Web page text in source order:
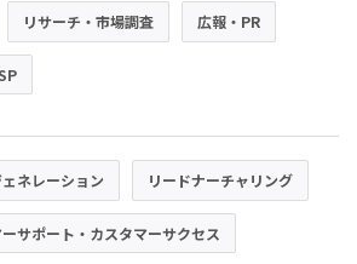
リサーチ・市場調査 広報・PR
ネレーション リードナーチャリング
サポート・カスタマーサクセス